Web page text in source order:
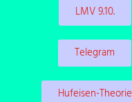
LMV 9.10.
Telegram
Hufeisen-Theorie